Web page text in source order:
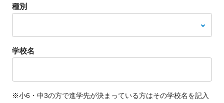
種別
学校名
※小6・中3の方で進学先が決まっている方はその学校名を記入